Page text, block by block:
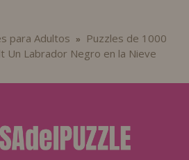
para Adultos »
Puzzles de 1000
Un Labrador Negro en la Nieve